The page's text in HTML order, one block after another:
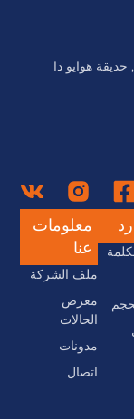
الثاني, حديقة هوايو دا
معلومات
عنا
ملف الشركة
معرض
الحالات
مدونات
اتصال